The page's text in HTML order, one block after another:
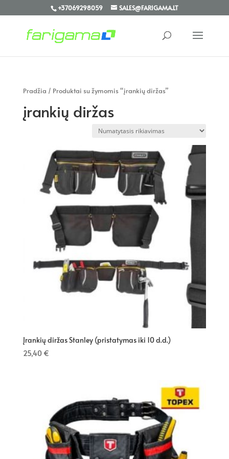
+37069298059 SALES@FARIGAMA.LT
Pradžia / Produktai su žymomis “įrankių diržas”
įrankių diržas
Įrankių diržas Stanley (pristatymas iki 10 d.d.)
25,40 €